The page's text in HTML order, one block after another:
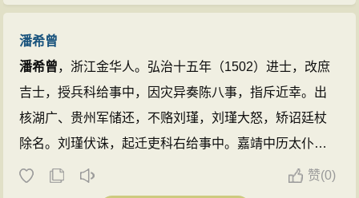
潘希曾
潘希曾，浙江金华人。弘治十五年（1502）进士，改庶
吉士，授兵科给事中，因灾异奏陈八事，指斥近幸。出
核湖广、贵州军储还，不赂刘瑾，刘瑾大怒，矫诏廷杖
除名。刘瑾伏诛，起迁吏科右给事中。嘉靖中历太仆
卿，伏阙争大礼。以右佥都御史巡抚南赣，迁工部右侍
郎总理河道，筑长堤四十余里，期年而成。历兵部左右
赞(0)